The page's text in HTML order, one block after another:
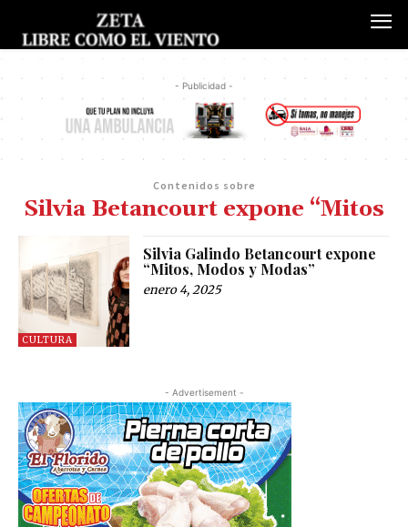
- Publicidad -
Contenidos sobre
Silvia Betancourt expone “Mitos
CULTURA
Silvia Galindo Betancourt expone
“Mitos, Modos y Modas”
enero 4, 2025
- Advertisement -